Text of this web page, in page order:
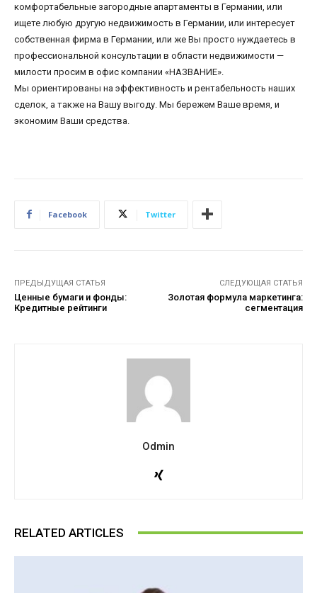
комфортабельные загородные апартаменты в Германии, или
ищете любую другую недвижимость в Германии, или интересует
собственная фирма в Германии, или же Вы просто нуждаетесь в
профессиональной консультации в области недвижимости —
милости просим в офис компании «НАЗВАНИЕ».
Мы ориентированы на эффективность и рентабельность наших
сделок, а также на Вашу выгоду. Мы бережем Ваше время, и
экономим Ваши средства.
Facebook Twitter
ПРЕДЫДУЩАЯ СТАТЬЯ
Ценные бумаги и фонды:
Кредитные рейтинги
СЛЕДУЮЩАЯ СТАТЬЯ
Золотая формула маркетинга:
сегментация
Odmin
RELATED ARTICLES